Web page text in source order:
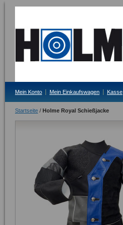
Mein Konto Mein Einkaufswagen Kasse
Startseite / Holme Royal Schießjacke